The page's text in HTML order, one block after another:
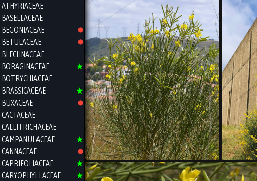
ATHYRIACEAE
BASELLACEAE
BEGONIACEAE
BETULACEAE
BLECHNACEAE
BORAGINACEAE
BOTRYCHIACEAE
BRASSICACEAE
BUXACEAE
CACTACEAE
CALLITRICHACEAE
CAMPANULACEAE
CANNACEAE
CAPRIFOLIACEAE
CARYOPHYLLACEAE